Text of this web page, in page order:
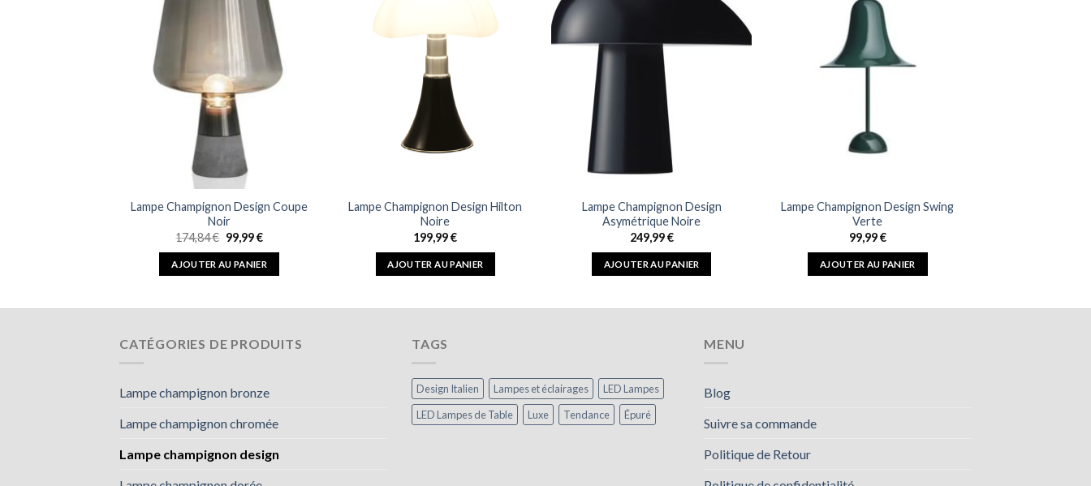
Lampe Champignon Design Coupe
Noir
174,84€ Le
prix
initial
était :
99,99€Le
actuel
est :
AJOUTER AU PANIER
Lampe Champignon Design Hilton
Noire
199,99€
AJOUTER AU PANIER
Lampe Champignon Design
Asymétrique Noire
249,99€
AJOUTER AU PANIER
Lampe Champignon Design Swing
Verte
99,99€
AJOUTER AU PANIER
CATÉGORIES DE PRODUITS
Lampe champignon bronze
Lampe champignon chromée
Lampe champignon design
TAGS
Design Italien Lampes et éclairages
LED Lampes
LED Lampes de Table
Luxe Tendance Épuré
MENU
Blog
Suivre sa commande
Politique de Retour